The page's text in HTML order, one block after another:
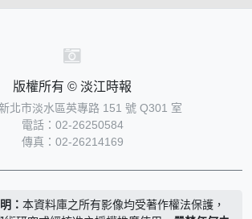
版權所有 © 淡江時報
北市淡水區英專路 151 號 Q301 室
電話：02-26250584
傳真：02-26214169
： 本資料庫之所有影像均受著作權法保護，